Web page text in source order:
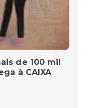
de 100 mil
à CAIXA